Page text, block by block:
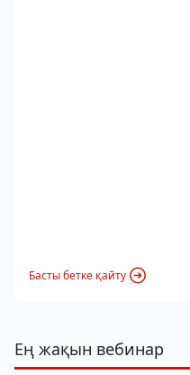
Басты бетке қайту
Ең жақын вебинар